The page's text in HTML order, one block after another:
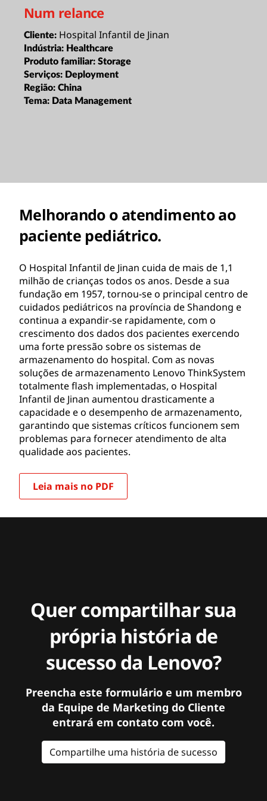
Num relance
Cliente: Hospital Infantil de Jinan
Indústria: Healthcare
Produto familiar: Storage
Serviços: Deployment
Região: China
Tema: Data Management
Melhorando o atendimento ao
paciente pediátrico.
O Hospital Infantil de Jinan cuida de mais de 1,1
milhão de crianças todos os anos. Desde a sua
fundação em 1957, tornou-se o principal centro de
cuidados pediátricos na província de Shandong e
continua a expandir-se rapidamente, com o
crescimento dos dados dos pacientes exercendo
uma forte pressão sobre os sistemas de
armazenamento do hospital. Com as novas
soluções de armazenamento Lenovo ThinkSystem
totalmente flash implementadas, o Hospital
Infantil de Jinan aumentou drasticamente a
capacidade e o desempenho de armazenamento,
garantindo que sistemas críticos funcionem sem
problemas para fornecer atendimento de alta
qualidade aos pacientes.
Leia mais no PDF
Quer compartilhar sua
própria história de
sucesso da Lenovo?
Preencha este formulário e um membro
da Equipe de Marketing do Cliente
entrará em contato com você.
Compartilhe uma história de sucesso